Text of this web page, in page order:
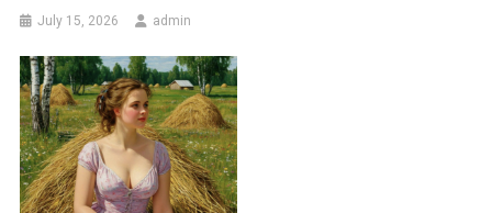
July 15, 2026 admin